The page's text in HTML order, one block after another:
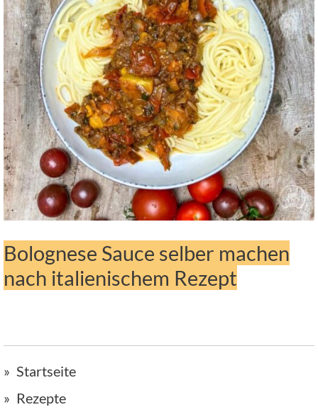
Bolognese Sauce selber machen
nach italienischem Rezept
Startseite
Rezepte